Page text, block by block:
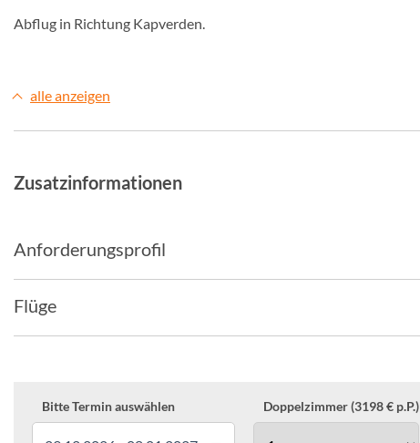
Abflug in Richtung Kapverden.
alle anzeigen
Zusatzinformationen
Anforderungsprofil
Flüge
Bitte Termin auswählen Doppelzimmer (3198 € p.P.)